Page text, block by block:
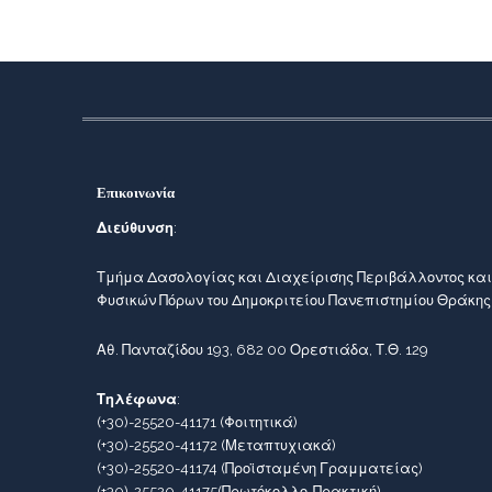
Επικοινωνία
Διεύθυνση:
Τμήμα Δασολογίας και Διαχείρισης Περιβάλλοντος και
Φυσικών Πόρων του Δημοκριτείου Πανεπιστημίου
Αθ. Πανταζίδου 193, 682 00 Ορεστιάδα, Τ.Θ. 129
Τηλέφωνα:
(+30)-25520-41171(Φοιτητικά)
(+30)-25520-41172 (Μεταπτυχιακά)
(+30)-25520-41174 (Προϊσταμένη Γραμματείας)